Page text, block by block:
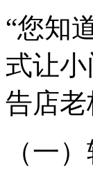
“您知
式让
告店老
（一